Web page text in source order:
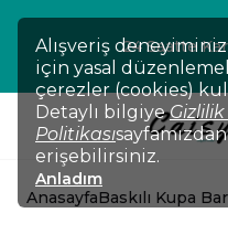
Alışveriş
için yasal
çerezler (cookies)
Detaylı bilgiye
Politikasısayfamızdan
erişebilirsiniz.
Anladım
24 Saatte
AnasayfaBaskılı Kupa